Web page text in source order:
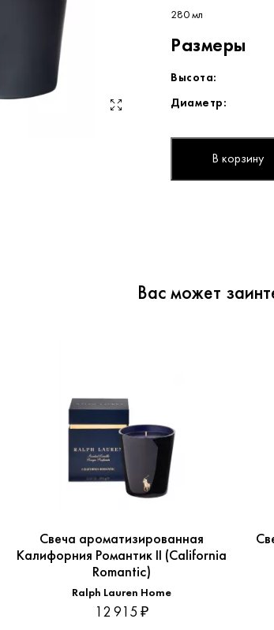
280 мл
Размеры
Высота:
Диаметр:
В корзину
Вас может
Свеча ароматизированная
Калифорния Романтик II (California
Romantic)
Ralph Lauren Home
12 915 ₽